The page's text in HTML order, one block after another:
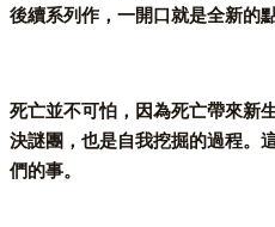
後續系列作，一開口就是全新的
死亡並不可怕，因為死亡帶來新
決謎團，也是自我挖掘的過程。
們的事。